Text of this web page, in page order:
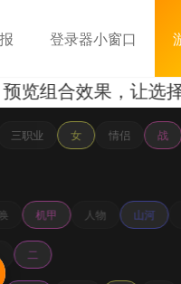
登录器小窗口
组合效果，让选择
三职业 女 情侣 战
机甲 人物 山河
二